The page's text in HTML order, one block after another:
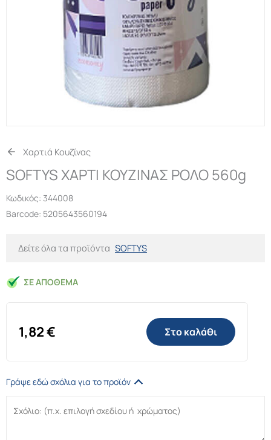
Χαρτιά Κουζίνας
SOFTYS ΧΑΡΤΙ ΚΟΥΖΙΝΑΣ ΡΟΛΟ 560g
Κωδικός: 344008
Barcode: 5205643560194
Δείτε όλα τα προϊόντα SOFTYS
ΣΕ ΑΠΌΘΕΜΑ
1,82€ Στο καλάθι
Γράψε εδώ σχόλια για το προϊόν